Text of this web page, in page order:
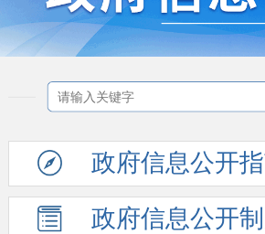
政府信息公开
政府信息公开